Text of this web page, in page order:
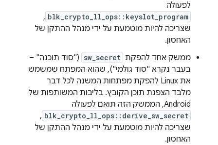
לפעולה
blk_crypto_ll_ops::keyslot_program
,
שצריכה להיות מוטמעת על ידי מנהל ההתקן של
האחסון.
ממשק אחד להפקת sw_secret ("סוד תוכנה" –
בעבר נקרא "סוד גולמי"), שהוא המפתח שמשמש
את Linux להפקת מפתחות המשנה לכל דבר
מלבד הצפנת תוכן הקובץ. בליבות המשותפות של
Android, הממשק הזה תואם לפעולה
blk_crypto_ll_ops::derive_sw_secret
,
שצריכה להיות מוטמעת על ידי מנהל ההתקן של
האחסון.